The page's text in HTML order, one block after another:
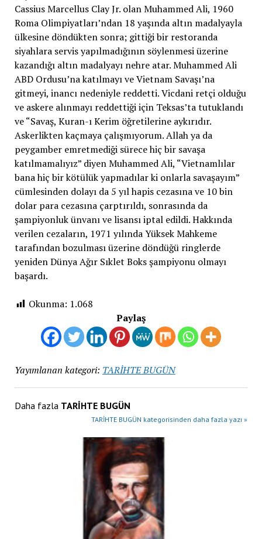
Cassius Marcellus Clay Jr. olan Muhammed Ali, 1960
Roma Olimpiyatları’ndan 18 yaşında altın madalyayla
ülkesine döndükten sonra; gittiği bir restoranda
siyahlara servis yapılmadığının söylenmesi üzerine
kazandığı altın madalyayı nehre atar. Muhammed Ali
ABD Ordusu’na katılmayı ve Vietnam Savaşı’na
gitmeyi, inancı nedeniyle reddetti. Vicdani retçi olduğu
ve askere alınmayı reddettiği için Teksas’ta tutuklandı
ve “Savaş, Kuran-ı Kerim öğretilerine aykırıdır.
Askerlikten kaçmaya çalışmıyorum. Allah ya da
peygamber emretmediği sürece hiç bir savaşa
katılmamalıyız” diyen Muhammed Ali, “Vietnamlılar
bana hiç bir kötülük yapmadılar ki onlarla savaşayım”
cümlesinden dolayı da 5 yıl hapis cezasına ve 10 bin
dolar para cezasına çarptırıldı, sonrasında da
şampiyonluk ünvanı ve lisansı iptal edildi. Hakkında
verilen cezaların, 1971 yılında Yüksek Mahkeme
tarafından bozulması üzerine döndüğü ringlerde
yeniden Dünya Ağır Sıklet Boks şampiyonu olmayı
başardı.
Okunma: 1.068
Paylaş
Yayımlanan kategori: TARİHTE BUGÜN
Daha fazla TARİHTE BUGÜN
TARİHTE BUGÜN kategorisinden daha fazla yazı »